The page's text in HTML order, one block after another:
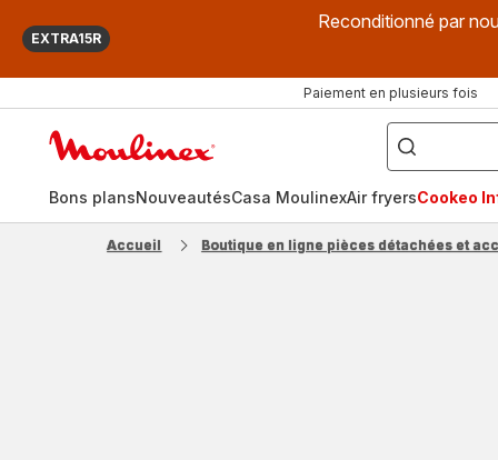
EXTRA15R
Reconditionné par
Paiement en plusieurs fois
["Que
recherchez-
vous
?",
fryer",
"Companion"]
Bons plansNouveautésCasa MoulinexAir fryersCookeo
Accueil Boutique en ligne pièces détachées et